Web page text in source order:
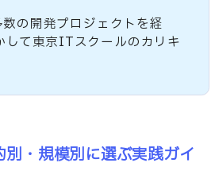
サイト研修」
の開発プロジェクトを経
して東京ITスクールのカリキ
・規模別に選ぶ実践ガイ